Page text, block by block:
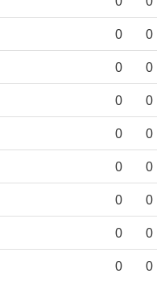
0 0
0 0
0 0
0 0
0 0
0 0
0 0
0 0